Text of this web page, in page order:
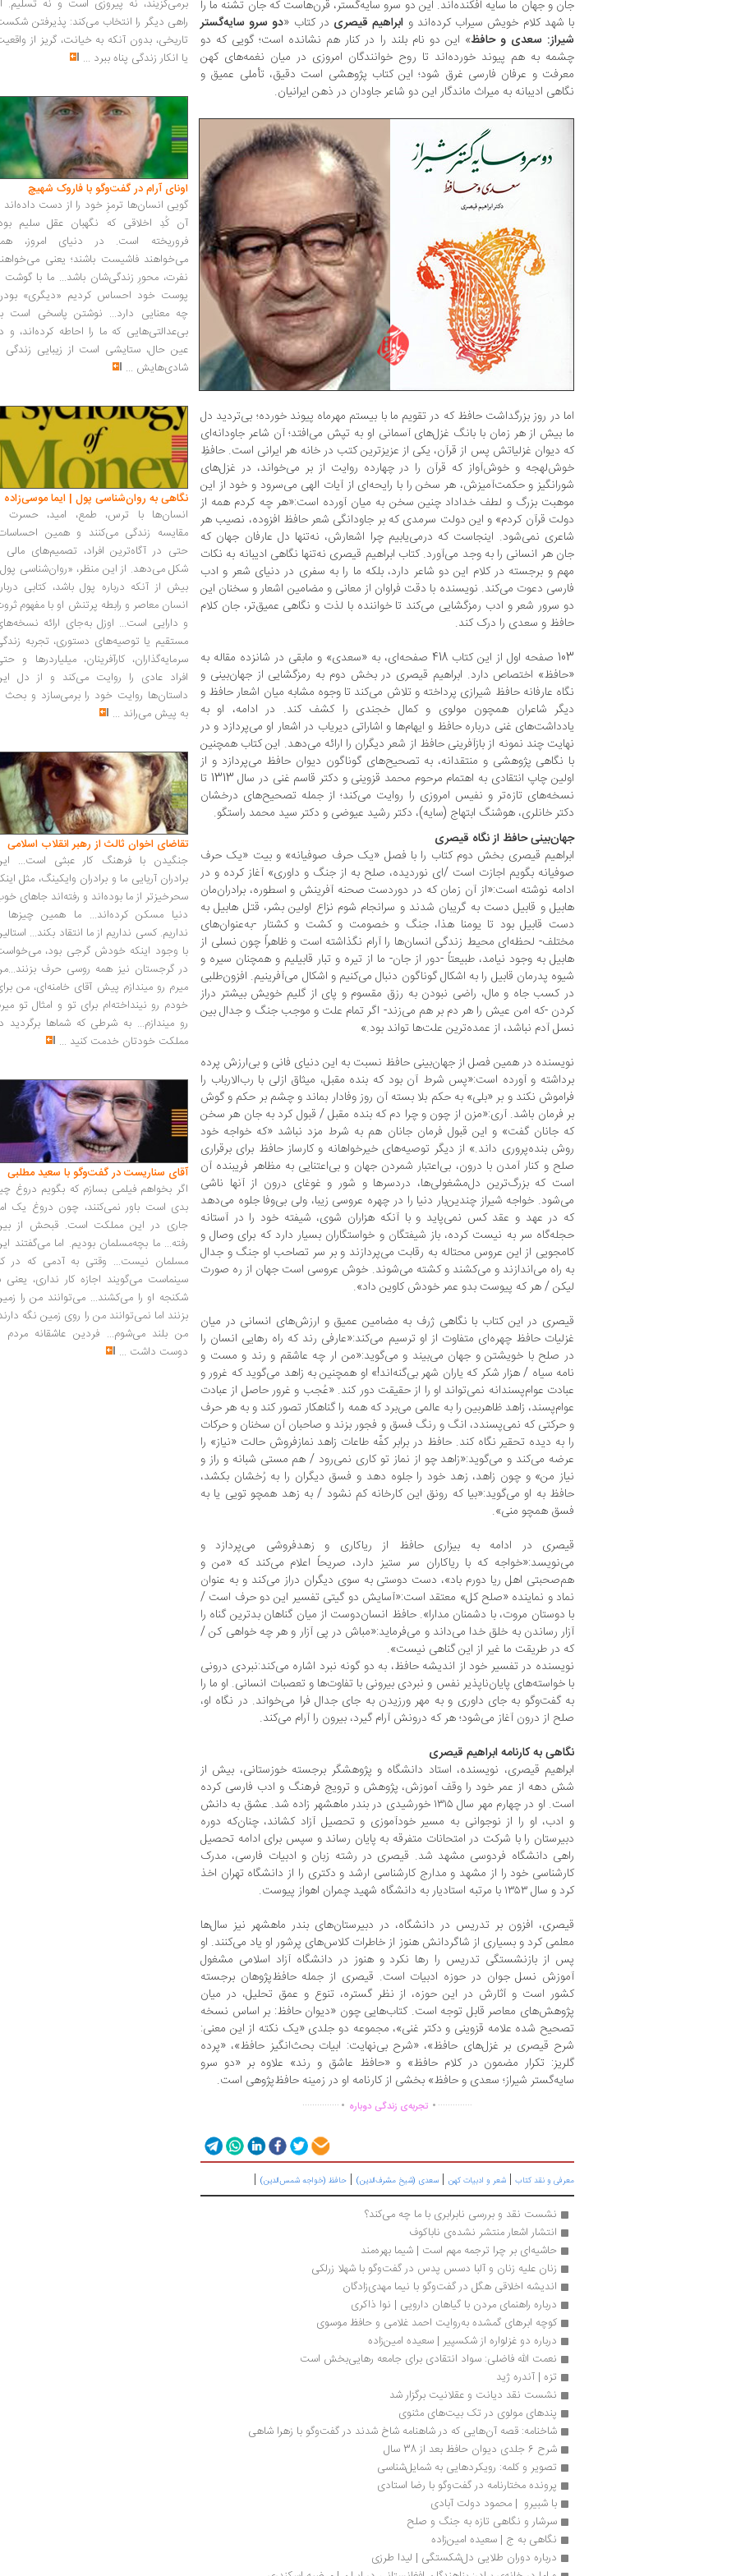
جان و جهان ما سایه افکنده‌اند. این دو سرو سایه‌گستر، قرن‌هاست که جان تشنه ما را
با شهد کلام خویش سیراب کرده‌اند و ابراهیم قیصری در کتاب «دو سرو سایه‌گستر
شیراز: سعدی و حافظ» این دو نام بلند را در کنار هم نشانده است؛ گویی که دو
چشمه به هم پیوند خورده‌اند تا روح خوانندگان امروزی در میان نغمه‌های کهن
معرفت و عرفان فارسی غرق شود؛ این کتاب پژوهشی است دقیق، تأملی عمیق و
نگاهی ادیبانه به میراث ماندگار این دو شاعر جاودان در ذهن ایرانیان.
اما در روز بزرگداشت حافظ که در تقویم ما با بیستم مهرماه پیوند خورده؛ بی‌تردید دل‌
ما بیش از هر زمان با بانگ غزل‌های آسمانی او به تپش می‌افتد؛ آن شاعر جاودانه‌ای
که دیوان غزلیاتش پس از قرآن، یکی از عزیزترین کتب در خانه هر ایرانی است. حافظِ
خوش‌لهجه و خوش‌آواز که قرآن را در چهارده روایت از بر می‌خواند، در غزل‌های
شورانگیز و حکمت‌آمیزش، هر سخن را با رایحه‌ای از آیات الهی می‌سرود و خود از این
موهبت بزرگ و لطف خداداد چنین سخن به میان آورده است:«هر چه کردم همه از
دولت قرآن کردم» و این دولت سرمدی که بر جاودانگی شعر حافظ افزوده، نصیب هر
شاعری نمی‌شود. اینجاست که درمی‌یابیم چرا اشعارش، نه‌تنها دل عارفان جهان که
جان هر انسانی را به وجد می‌آورد. کتاب ابراهیم قیصری نه‌تنها نگاهی ادیبانه به نکات
مهم و برجسته در کلام این دو شاعر دارد، بلکه ما را به سفری در دنیای شعر و ادب
فارسی دعوت می‌کند. نویسنده با دقت فراوان از معانی و مضامین اشعار و سخنان این
دو سرور شعر و ادب رمزگشایی می‌کند تا خواننده با لذت و نگاهی عمیق‌تر، جان کلام
حافظ و سعدی را درک کند.
103 صفحه اول از این کتاب 418 صفحه‌ای، به «سعدی» و مابقی در شانزده مقاله به
«حافظ» اختصاص دارد. ابراهیم قیصری در بخش دوم به رمزگشایی از جهان‌بینی و
نگاه عارفانه حافظ شیرازی پرداخته و تلاش می‌کند تا وجوه مشابه میان اشعار حافظ و
دیگر شاعران همچون مولوی و کمال خجندی را کشف کند. در ادامه، او به
یادداشت‌های غنی درباره حافظ و ایهام‌ها و اشاراتی دیریاب در اشعار او می‌پردازد و در
نهایت چند نمونه از بازآفرینی حافظ از شعر دیگران را ارائه می‌دهد. این کتاب همچنین
با نگاهی پژوهشی و منتقدانه، به تصحیح‌های گوناگون دیوان حافظ می‌پردازد و از
اولین چاپ انتقادی به اهتمام مرحوم محمد قزوینی و دکتر قاسم غنی در سال 1313 تا
نسخه‌های تازه‌تر و نفیس امروزی را روایت می‌کند؛ از جمله تصحیح‌های درخشان
دکتر خانلری، هوشنگ ابتهاج (سایه)، دکتر رشید عیوضی و دکتر سید محمد راستگو.
جهان‌بینی حافظ از نگاه قیصری
ابراهیم قیصری بخش دوم کتاب را با فصل «یک حرف صوفیانه» و بیت «یک حرف
صوفیانه بگویم اجازت است /‌ای نوردیده، صلح به از جنگ و داوری» آغاز کرده و در
ادامه نوشته است:«از آن زمان که در دوردست صحنه آفرینش و اسطوره، برادران‌مان
هابیل و قابیل دست به گریبان شدند و سرانجام شوم نزاع اولین بشر، قتل هابیل به
دست قابیل بود تا یومنا هذا، جنگ و خصومت و کشت و کشتار -‌به‌عنوان‌های
مختلف‌- لحظه‌ای محیط زندگی انسان‌ها را آرام نگذاشته است و ظاهراً چون نسلی از
هابیل به وجود نیامد، طبیعتاً -‌دور از جان‌- ما از تیره و تبار قابیلیم و همچنان سیره و
شیوه پدرمان قابیل را به اشکال گوناگون دنبال می‌کنیم و اشکال می‌آفرینیم. افزون‌طلبی
در کسب جاه و مال، راضی نبودن به رزق مقسوم و پای از گلیم خویش بیشتر دراز
کردن -که امن عیش را هر دم بر هم می‌زند‌- اگر تمام علت و موجب جنگ و جدال بین
نسل آدم نباشد، از عمده‌ترین علت‌ها تواند بود.»
نویسنده در همین فصل از جهان‌بینی حافظ نسبت به این دنیای فانی و بی‌ارزش پرده
بر‌داشته و آورده است:«پس شرط آن بود که بنده مقبل، میثاق ازلی با رب‌الارباب را
فراموش نکند و بر «بلی» به حکم بلا بسته آن روز وفادار بماند و چشم بر حکم و گوش
بر فرمان باشد. آری:«مزن از چون و چرا دم که بنده مقبل / قبول کرد به جان هر سخن
که جانان گفت» و این قبول فرمان جانان هم به شرط مزد نباشد «که خواجه خود
روش بنده‌پروری داند.» از دیگر توصیه‌های خیرخواهانه و کارساز حافظ برای برقراری
صلح و کنار آمدن با درون، بی‌اعتبار شمردن جهان و بی‌اعتنایی به مظاهر فریبنده آن
است که بزرگ‌ترین دل‌مشغولی‌ها، دردسرها و شور و غوغای درون از آنها ناشی
می‌شود. خواجه شیراز چندین‌بار دنیا را در چهره عروسی زیبا، ولی بی‌وفا جلوه می‌دهد
که در عهد و عقد کس نمی‌پاید و با آنکه هزاران شوی، شیفته خود را در آستانه
حجله‌گاه سر به نیست کرده، باز شیفتگان و خواستگاران بسیار دارد که برای وصال و
کامجویی از این عروس محتاله به رقابت می‌پردازند و بر سر تصاحب او جنگ و جدال
به راه می‌اندازند و می‌کشند و کشته می‌شوند. خوش عروسی است جهان از ره صورت
لیکن / هر که پیوست بدو عمر خودش کاوین داد».
قیصری در این کتاب با نگاهی ژرف به مضامین عمیق و ارزش‌های انسانی در میان
غزلیات حافظ چهره‌ای متفاوت از او ترسیم می‌کند:«عارفی رند که راه رهایی انسان را
در صلح با خویشتن و جهان می‌بیند و می‌گوید:«من ار چه عاشقم و رند و مست و
نامه سیاه / هزار شکر که یاران شهر بی‌گنه‌اند!» او همچنین به زاهد می‌گوید که غرور و
عبادت عوام‌پسندانه نمی‌تواند او را از حقیقت دور کند. «عُجب و غرور حاصل از عبادت
عوام‌پسند، زاهد ظاهربین را به عالمی می‌برد که همه را گناهکار تصور کند و به هر حرف
و حرکتی که نمی‌پسندد، انگ و رنگ فسق و فجور بزند و صاحبان آن سخنان و حرکات
را به دیده تحقیر نگاه کند. حافظ در برابر کفّه طاعات زاهد نمازفروش حالت «نیاز» را
عرضه می‌کند و می‌گوید:«زاهد چو از نماز تو کاری نمی‌رود / هم مستی شبانه و راز و
نیاز من» و چون زاهد، زهد خود را جلوه دهد و فسق دیگران را به رُخشان بکشد،
حافظ به او می‌گوید:«بیا که رونق این کارخانه کم نشود / به زهد همچو تویی یا به
فسق همچو منی».
قیصری در ادامه به بیزاری حافظ از ریاکاری و زهدفروشی می‌پردازد و
می‌نویسد:«خواجه که با ریاکاران سر ستیز دارد، صریحاً اعلام می‌کند که «من و
هم‌صحبتی اهل ریا دورم باد»، دست دوستی به سوی دیگران دراز می‌کند و به عنوان
نماد و نماینده «صلح کل» معتقد است:«آسایش دو گیتی تفسیر این دو حرف است /
با دوستان مروت، با دشمنان مدارا». حافظ انسان‌دوست از میان گناهان بدترین گناه را
آزار رساندن به خلق خدا می‌داند و می‌فرماید:«مباش در پی آزار و هر چه خواهی کن /
که در طریقت ما غیر از این گناهی نیست».
نویسنده در تفسیر خود از اندیشه حافظ، به دو گونه نبرد اشاره می‌کند:نبردی درونی
با خواسته‌های پایان‌ناپذیر نفس و نبردی بیرونی با تفاوت‌ها و تعصبات انسانی. او ما را
به گفت‌وگو به‌ جای داوری و به مهر ورزیدن به‌ جای جدال فرا می‌خواند. در نگاه او،
صلح از درون آغاز می‌شود؛ هر که درونش آرام گیرد، بیرون را آرام می‌کند.
نگاهی به کارنامه ابراهیم قیصری
ابراهیم قیصری، نویسنده، استاد دانشگاه و پژوهشگر برجسته خوزستانی، بیش از
شش دهه از عمر خود را وقف آموزش، پژوهش و ترویج فرهنگ و ادب فارسی کرده
است. او در چهارم مهر سال ۱۳۱۵ خورشیدی در بندر ماهشهر ‌زاده شد. عشق به دانش
و ادب، او را از نوجوانی به مسیر خودآموزی و تحصیل آزاد کشاند، چنان‌که دوره
دبیرستان را با شرکت در امتحانات متفرقه به پایان رساند و سپس برای ادامه تحصیل
راهی دانشگاه فردوسی مشهد شد. قیصری در رشته زبان و ادبیات فارسی، مدرک
کارشناسی خود را از مشهد و مدارج کارشناسی ارشد و دکتری را از دانشگاه تهران اخذ
کرد و سال ۱۳۵۳ با مرتبه استادیار به دانشگاه شهید چمران اهواز پیوست.
قیصری، افزون بر تدریس در دانشگاه، در دبیرستان‌های بندر ماهشهر نیز سال‌ها
معلمی کرد و بسیاری از شاگردانش هنوز از خاطرات کلاس‌های پرشور او یاد می‌کنند. او
پس از بازنشستگی تدریس را رها نکرد و هنوز در دانشگاه آزاد اسلامی مشغول
آموزش نسل جوان در حوزه ادبیات است. قیصری از جمله حافظ‌‌پژوهان برجسته
کشور است و آثارش در این حوزه، از نظر گستره، تنوع و عمق تحلیل، در میان
پژوهش‌های معاصر قابل توجه است. کتاب‌هایی چون «دیوان حافظ: بر اساس نسخه
تصحیح شده علامه قزوینی و دکتر غنی»، مجموعه دو جلدی «یک نکته از این معنی:
شرح قیصری بر غزل‌های حافظ»، «شرح بی‌نهایت: ابیات بحث‌انگیز حافظ»، «پرده
گلریز: تکرار مضمون در کلام حافظ» و «حافظ عاشق و رند» علاوه بر «دو سرو
سایه‌گستر شیراز؛ سعدی و حافظ» بخشی از کارنامه او در زمینه حافظ‌‌پژوهی است.
............... . تجربه‌ی زندگی دوباره...............
معرفی و نقد کتاب | شعر و ادبیات کهن | سعدی (شیخ مشرف‌الدین) | حافظ (خواجه شمس‌الدین) |
نشست نقد و بررسی نابرابری با ما چه می‌کند؟
انتشار اشعار منتشر نشده‌ی ناباکوف
حاشیه‌ای بر چرا ترجمه مهم است | شیما بهره‌مند
زنان علیه زنان و آلبا دسس پدس در گفت‌وگو با شهلا زرلکی
اندیشه اخلاقی هگل در گفت‌وگو با نیما مهدی‌زادگان
درباره راهنمای مردن با گیاهان دارویی | نوا ذاکری
کوچه ابرهای گمشده به‌روایت احمد غلامی و حافظ موسوی
درباره دو غزلواره از شکسپیر | سعیده امین‌زاده
نعمت الله فاضلی: سواد انتقادی برای جامعه رهایی‌بخش است
تزه | آندره ژید
نشست نقد دیانت و عقلانیت برگزار شد
پندهای مولوی در تک بیت‌های مثنوی
شاخنامه: قصه آن‌هایی که در شاهنامه شاخ شدند در گفت‌وگو با زهرا شاهی
شرح 6 جلدی دیوان حافظ بعد از 38 سال
تصویر و کلمه: رویکردهایی به شمایل‌شناسی
پرونده مختارنامه در گفت‌وگو با رضا استادی
با شبیرو  | محمود دولت آبادی
سرشار و نگاهی تازه به جنگ و صلح
نگاهی به ج | سعیده امین‌زاده
درباره دوران طلایی دل‌شکستگی | لیدا طرزی
برمی‌گزیند، نه پیروزی است و نه تسلیم.
راهی دیگر را انتخاب می‌کند: پذیرفتن
تاریخی، بدون آنکه به خیانت، گریز از
یا انکار زندگی پناه ببرد ...
اونای آرام در گفت‌وگو با فاروک شهیچ‭
گویی انسان‌ها ترمزِ خود را از دست داده‌اند
آن کُدِ اخلاقی که نگهبان عقل سلیم
فروریخته است. در دنیای امروز،
می‌خواهند فاشیست باشند؛ یعنی
نفرت، محورِ زندگی‌شان باشد... ما با گوشت
پوست خود احساس کردیم «دیگری»
چه معنایی دارد... نوشتن پاسخی است
بی‌عدالتی‌هایی که ما را احاطه کرده‌اند، و
عین حال، ستایشی است از زیبایی زندگی
شادی‌هایش ...
نگاهی به روان‌شناسی پول | ایما موسی‌زاده
انسان‌ها با ترس، طمع، امید، حسرت
مقایسه زندگی می‌کنند و همین
حتی در آگاه‌ترین افراد، تصمیم‌های مالی
شکل می‌دهد. از این منظر، «روان‌شناسی
بیش از آنکه درباره پول باشد، کتابی
انسان معاصر و رابطه پرتنش او با مفهوم
و دارایی است... اوزل به‌جای ارائه
مستقیم یا توصیه‌های دستوری، تجربه
سرمایه‌گذاران، کارآفرینان، میلیاردرها و
افراد عادی را روایت می‌کند و از دل
داستان‌ها روایت خود را برمی‌سازد و بحث
به پیش می‌راند ...
تقاضای اخوان ثالث از رهبر انقلاب اسلامی
جنگیدن با فرهنگ کار عبثی است...
برادران آریایی ما و برادران وایکینگ، مثل
سحرخیزتر از ما بوده‌اند و رفته‌اند جاهای
دنیا مسکن کرده‌اند... ما همین چیزها
نداریم. کسی نداریم از ما انتقاد بکند...
با وجود اینکه خودش گرجی بود،
در گرجستان نیز همه روسی حرف
میرم رو میندازم پیش آقای خامنه‌ای، من
خودم رو نینداخته‌ام برای تو و امثال تو
رو میندازم... به شرطی که شماها برگردید
مملکت خودتان خدمت کنید ...
آقای سناریست در گفت‌وگو با سعید مطلبی
اگر بخواهم فیلمی بسازم که بگویم دروغ
بدی است باور نمی‌کنند، چون دروغ یک
جاری در این مملکت است. قبحش از
رفته... ما بچه‌مسلمان بودیم. اما می‌گفتند
مسلمان نیست... وقتی به آدمی که در
سینماست می‌گویند اجازه کار نداری، یعنی
شکنجه او را می‌کشند... می‌توانند من را
بزنند اما نمی‌توانند من را روی زمین نگه
من بلند می‌شوم... فردین عاشقانه مردم
دوست داشت ...